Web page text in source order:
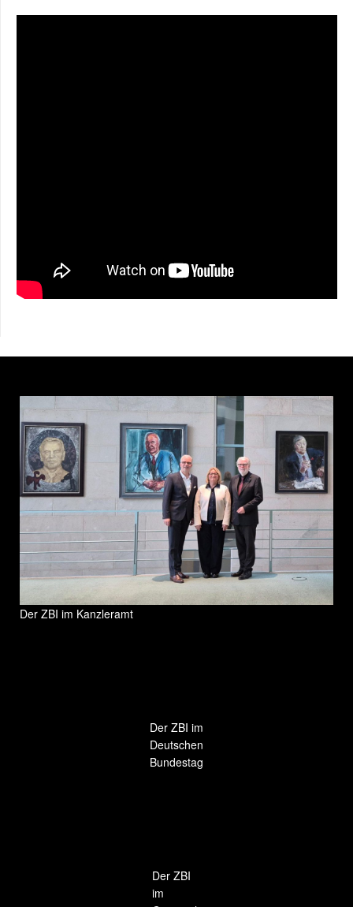
Der ZBI im Kanzleramt
Der ZBI im
Deutschen
Bundestag
Der ZBI
im